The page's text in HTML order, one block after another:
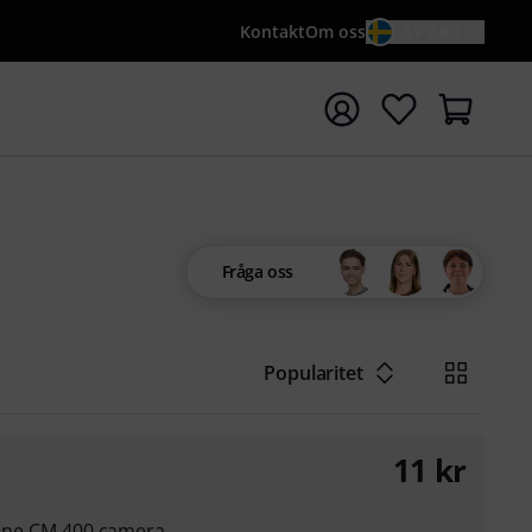
KontaktOm oss
sökningen med söktermen {searchTerm}
Fråga oss
Popularitet
11 kr